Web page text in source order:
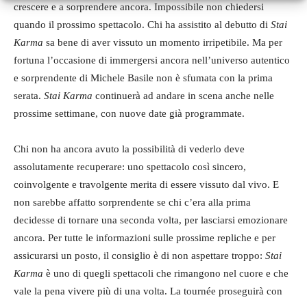
crescere e a sorprendere ancora. Impossibile non chiedersi
quando il prossimo spettacolo. Chi ha assistito al debutto di Stai
Karma sa bene di aver vissuto un momento irripetibile. Ma per
fortuna l’occasione di immergersi ancora nell’universo autentico
e sorprendente di Michele Basile non è sfumata con la prima
serata. Stai Karma continuerà ad andare in scena anche nelle
prossime settimane, con nuove date già programmate.
Chi non ha ancora avuto la possibilità di vederlo deve
assolutamente recuperare: uno spettacolo così sincero,
coinvolgente e travolgente merita di essere vissuto dal vivo. E
non sarebbe affatto sorprendente se chi c’era alla prima
decidesse di tornare una seconda volta, per lasciarsi emozionare
ancora. Per tutte le informazioni sulle prossime repliche e per
assicurarsi un posto, il consiglio è di non aspettare troppo: Stai
Karma è uno di quegli spettacoli che rimangono nel cuore e che
vale la pena vivere più di una volta. La tournée proseguirà con